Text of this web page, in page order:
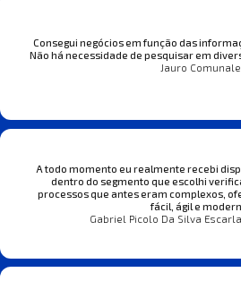
Consegui negócios em função das
Não há necessidade de pesquisar em
Jauro Comunale
A todo momento eu realmente recebi
dentro do segmento que escolhi
processos que antes eram complexos,
fácil, ágil e
Gabriel Picolo Da Silva